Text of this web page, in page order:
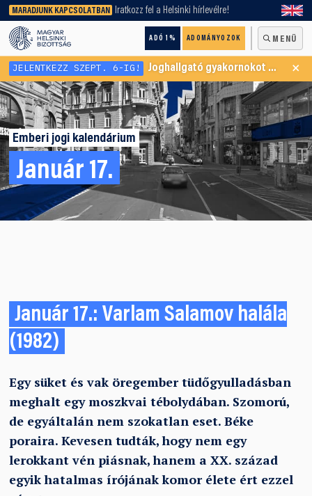
MARADJUNK KAPCSOLATBAN Iratkozz fel a Helsinki hírlevélre!
ADÓ 1% ADOMÁNYOZOK MENÜ
keresőnket!
JELENTKEZZ SZEPT. 6-IG! Joghallgató gyakornokot keresünk Menekültügyi Programunkba ×
Emberi jogi kalendárium
Január 17.
Január 17.: Varlam Salamov halála
(1982)
Egy süket és vak öregember tüdőgyulladásban
meghalt egy moszkvai tébolydában. Szomorú,
de egyáltalán nem szokatlan eset. Béke
poraira. Kevesen tudták, hogy nem egy
lerokkant vén piásnak, hanem a XX. század
egyik hatalmas írójának komor élete ért ezzel